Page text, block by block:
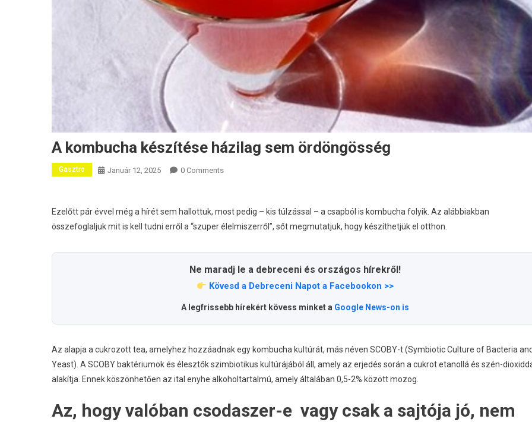
A kombucha készítése házilag sem ördöngösség
Gasztro Január 12, 2025 0 Comments
Ezelőtt pár évvel még a hírét sem hallottuk, most pedig – kis túlzással – a csapból is kombucha folyik. Az alábbiakban
összefoglaljuk mit is kell tudni erről a “szuper élelmiszerről”, sőt megmutatjuk, hogy készíthetjük el otthon.
Ne maradj le a debreceni és országos hírekről!
Kövesd a Debreceni Napot a Facebookon >>
A legfrissebb hírekért kövess minket a Google News-on is
Az alapja a cukrozott tea, amelyhez hozzáadnak egy kombucha kultúrát, más néven SCOBY-t (Symbiotic Culture of Bacteria
Yeast). A SCOBY baktériumok és élesztők szimbiotikus kultúrájából áll, amely az erjedés során a cukrot etanollá és szén-
alakítja. Ennek köszönhetően az ital enyhe alkoholtartalmú, amely általában 0,5-2% között mozog.
Az, hogy valóban csodaszer-e vagy csak a sajtója jó, nem